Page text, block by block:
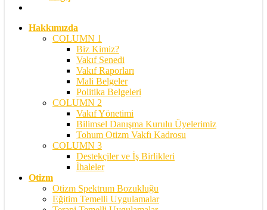
Hakkımızda
COLUMN 1
Biz Kimiz?
Vakıf Senedi
Vakıf Raporları
Mali Belgeler
Politika Belgeleri
COLUMN 2
Vakıf Yönetimi
Bilimsel Danışma Kurulu Üyelerimiz
Tohum Otizm Vakfı Kadrosu
COLUMN 3
Destekçiler ve İş Birlikleri
İhaleler
Otizm
Otizm Spektrum Bozukluğu
Eğitim Temelli Uygulamalar